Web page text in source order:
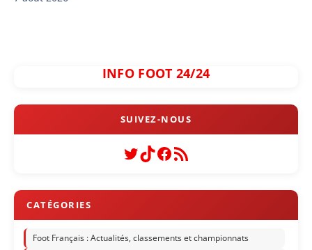
INFO FOOT 24/24
Twitter
TikTok
Facebook
Flux RSS
Foot Français : Actualités, classements et championnats